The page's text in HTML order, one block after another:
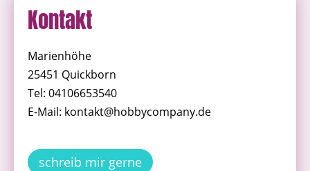
Kontakt
Marienhöhe
25451 Quickborn
Tel: 04106653540
E-Mail: kontakt@hobbycompany.de
schreib mir gerne